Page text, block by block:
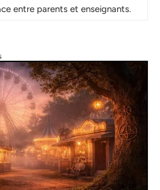
entre parents et enseignants.